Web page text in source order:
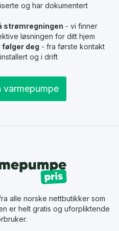
og har dokumentert
strømregningen - vi finner
løsningen for ditt hjem
følger deg - fra første kontakt
og i drift
varmepumpe
alle norske nettbutikker som
er helt gratis og uforpliktende